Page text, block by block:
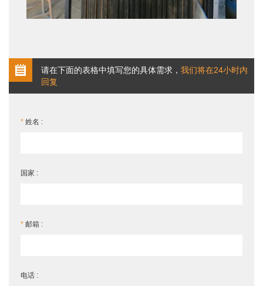
请在下面的表格中填写您的具体需求， 我们将在24小时内
回复
* 姓名 :
国家 :
* 邮箱 :
电话 :